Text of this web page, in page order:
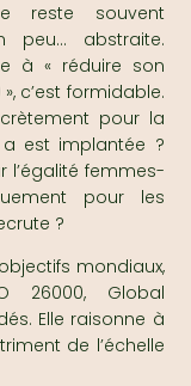
reste souvent
peu… abstraite.
à « réduire son
c’est formidable.
pour la
est implantée ?
l’égalité femmes-
pour les
?
mondiaux,
26000, Global
Elle raisonne à
de l’échelle